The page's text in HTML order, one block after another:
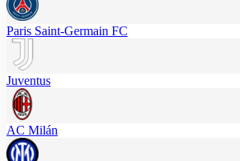
Paris Saint-Germain FC
Juventus
AC Milán